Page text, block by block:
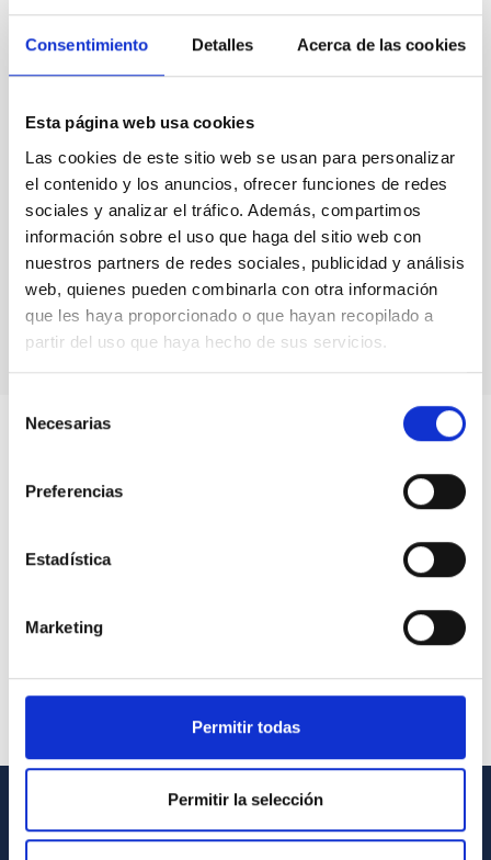
Consentimiento Detalles Acerca de las cookies
Esta página web usa cookies
Las cookies de este sitio web se usan para personalizar
el contenido y los anuncios, ofrecer funciones de redes
sociales y analizar el tráfico. Además, compartimos
información sobre el uso que haga del sitio web con
nuestros partners de redes sociales, publicidad y análisis
web, quienes pueden combinarla con otra información
que les haya proporcionado o que hayan recopilado a
partir del uso que haya hecho de sus servicios.
Necesarias
Preferencias
Estadística
Marketing
Permitir todas
Permitir la selección
WHAT ARE THE TYPICAL METEOROLOGICAL VALUES?
WHAT ARE THE TYPICAL SEEING VALUES?
ARE SKY QUALITY MEASUREMENTS INTERCORRELATED
BETWEEN BOTH OBSERVATORIES?
ARE SATELLITES ADEQUATE FOR SITE TESTING
CHARACTERIZATION?
INFORMACIÓN GENERAL